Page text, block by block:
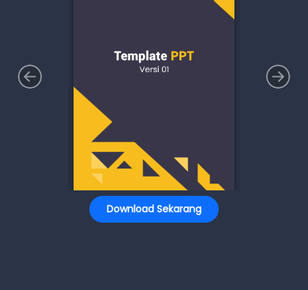
Download Sekarang